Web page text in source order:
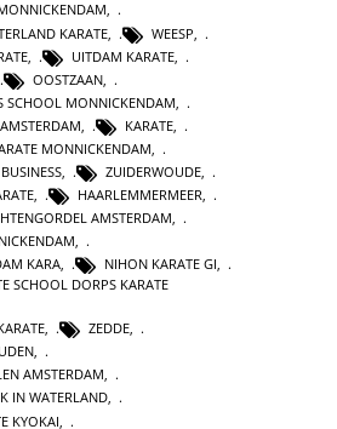
,
KARATE
WEESP
UITDAM KARATE
OOSTZAAN
SCHOOL MONNICKENDAM
KARATE
MONNICKENDAM
BUSINESS ZUIDERWOUDE
HAARLEMMERMEER
AMSTERDAM,
,
KARA, NIHON KARATE GI,
SCHOOL DORPS KARATE
, ZEDDE,
,
AMSTERDAM,
IN WATERLAND,
KYOKAI